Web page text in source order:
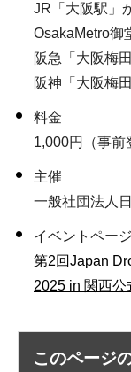
JR「大阪駅」
OsakaMetro御
阪急「大阪梅
阪神「大阪梅
料金
1,000円（事前
主催
一般社団法人
イベントページ
第2回Japan
2025 in 関西公
このページ